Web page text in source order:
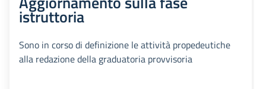
istruttoria
Sono in corso di definizione le attività propedeutiche
alla redazione della graduatoria provvisoria